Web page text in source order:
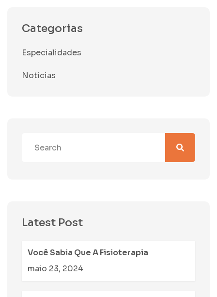
Categorias
Especialidades
Notícias
Latest Post
Você Sabia Que A Fisioterapia
maio 23, 2024